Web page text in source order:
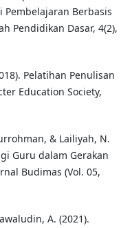
Pembelajaran Berbasis
Pendidikan Dasar, 4(2),
Pelatihan Penulisan
Education Society,
& Lailiyah, N.
Guru dalam Gerakan
Budimas (Vol. 05,
A. (2021).